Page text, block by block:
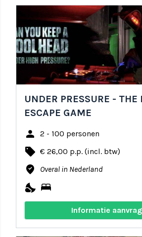
UNDER PRESSURE - THE
ESCAPE GAME
person 2 - 100 personen
local_offer € 26,00 p.p. (incl. btw)
where_to_vote Overal in Nederland
nights_stay bed
Informatie